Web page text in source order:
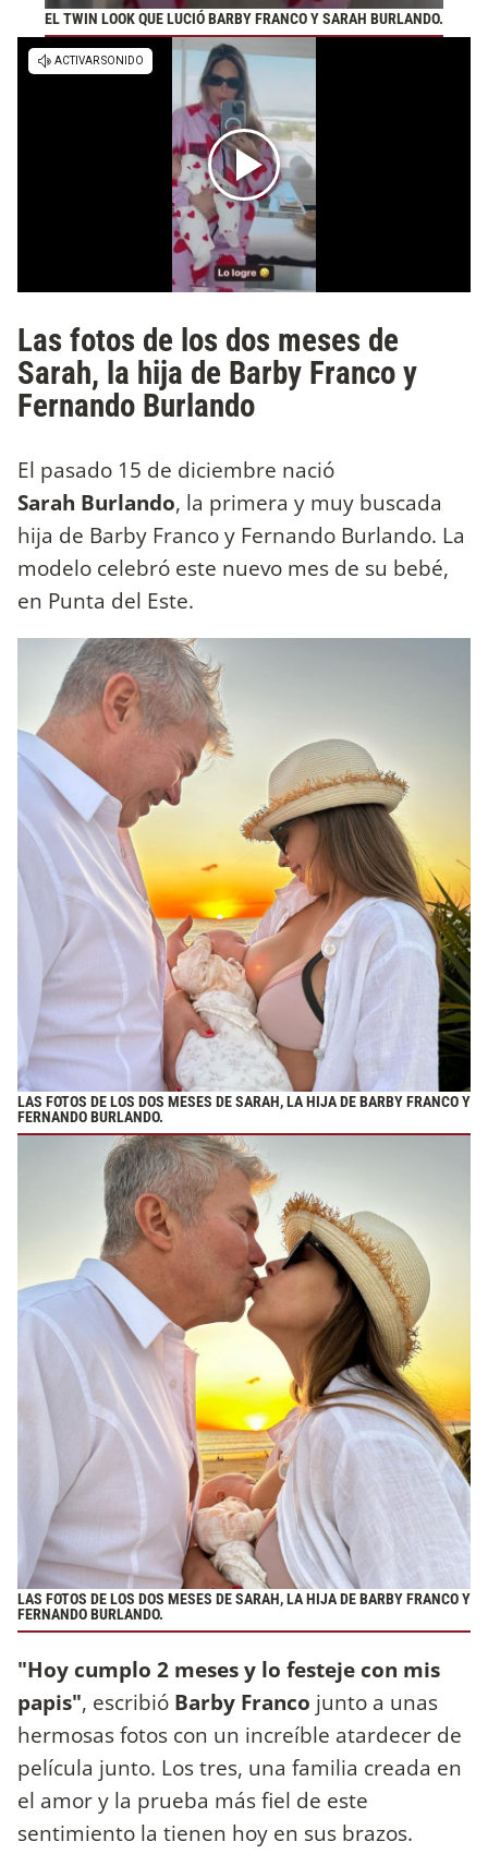
EL TWIN LOOK QUE LUCIÓ BARBY FRANCO Y SARAH BURLANDO.
Las fotos de los dos meses de
Sarah, la hija de Barby Franco y
Fernando Burlando
El pasado 15 de diciembre nació
Sarah Burlando, la primera y muy buscada
hija de Barby Franco y Fernando Burlando. La
modelo celebró este nuevo mes de su bebé,
en Punta del Este.
LAS FOTOS DE LOS DOS MESES DE SARAH, LA HIJA DE BARBY FRANCO Y
FERNANDO BURLANDO.
LAS FOTOS DE LOS DOS MESES DE SARAH, LA HIJA DE BARBY FRANCO Y
FERNANDO BURLANDO.
"Hoy cumplo 2 meses y lo festeje con mis
papis", escribió Barby Franco junto a unas
hermosas fotos con un increíble atardecer de
película junto. Los tres, una familia creada en
el amor y la prueba más fiel de este
sentimiento la tienen hoy en sus brazos.